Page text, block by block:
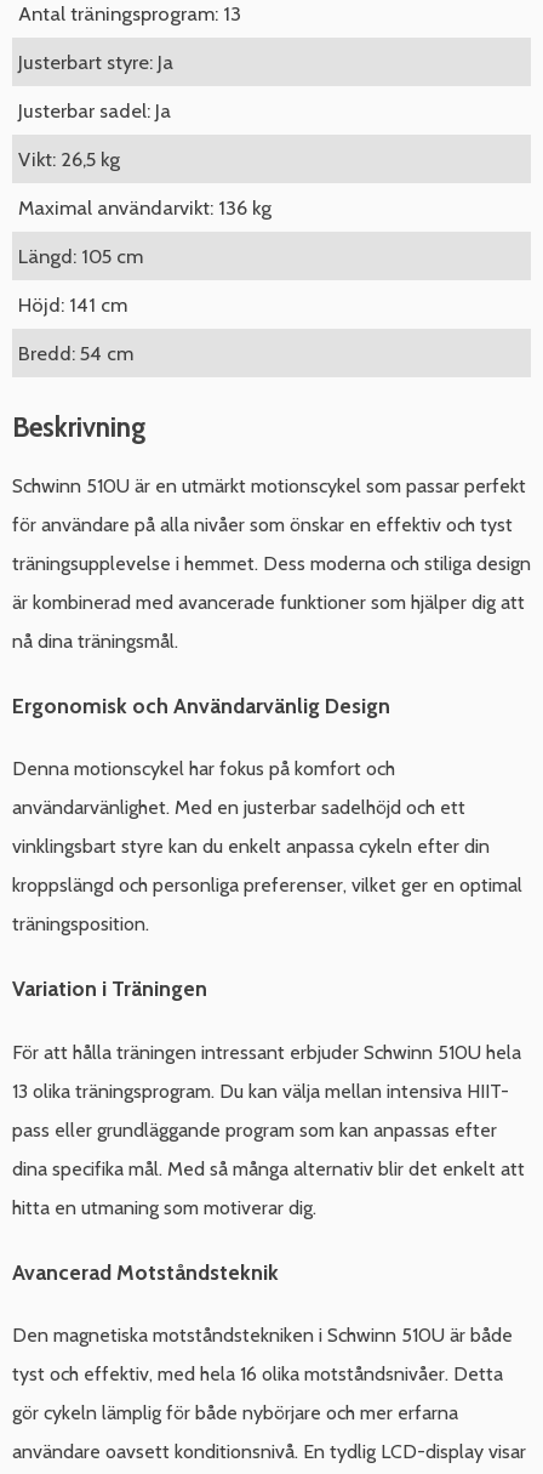
Antal träningsprogram: 13
Justerbart styre: Ja
Justerbar sadel: Ja
Vikt: 26,5 kg
Maximal användarvikt: 136 kg
Längd: 105 cm
Höjd: 141 cm
Bredd: 54 cm
Beskrivning
Schwinn 510U är en utmärkt motionscykel som passar perfekt
för användare på alla nivåer som önskar en effektiv och tyst
träningsupplevelse i hemmet. Dess moderna och stiliga design
är kombinerad med avancerade funktioner som hjälper dig att
nå dina träningsmål.
Ergonomisk och Användarvänlig Design
Denna motionscykel har fokus på komfort och
användarvänlighet. Med en justerbar sadelhöjd och ett
vinklingsbart styre kan du enkelt anpassa cykeln efter din
kroppslängd och personliga preferenser, vilket ger en optimal
träningsposition.
Variation i Träningen
För att hålla träningen intressant erbjuder Schwinn 510U hela
13 olika träningsprogram. Du kan välja mellan intensiva HIIT-
pass eller grundläggande program som kan anpassas efter
dina specifika mål. Med så många alternativ blir det enkelt att
hitta en utmaning som motiverar dig.
Avancerad Motståndsteknik
Den magnetiska motståndstekniken i Schwinn 510U är både
tyst och effektiv, med hela 16 olika motståndsnivåer. Detta
gör cykeln lämplig för både nybörjare och mer erfarna
användare oavsett konditionsnivå. En tydlig LCD-display visar